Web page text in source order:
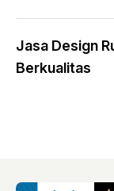
Jasa Design
Berkualitas